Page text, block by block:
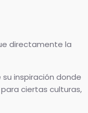
directamente la
inspiración donde
ciertas culturas,